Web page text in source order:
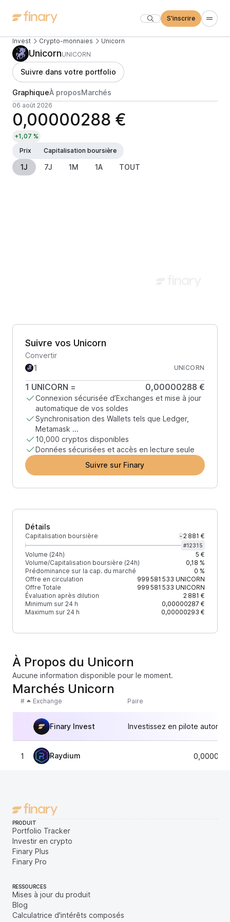
S'inscrire
Invest Crypto-monnaies Unicorn
UnicornUNICORN
Suivre dans votre portfolio
GraphiqueÀ proposMarchés
06 août 2026
0,00000288 €
+1,07 %
Prix
Capitalisation boursière
1J 7J 1M 1A TOUT
Suivre vos Unicorn
Convertir
UNICORN
1 UNICORN = 0,00000288 €
Connexion sécurisée d’Exchanges et mise à jour
automatique de vos soldes
Synchronisation des Wallets tels que Ledger,
Metamask ...
10,000 cryptos disponibles
Données sécurisées et accès en lecture seule
Suivre sur Finary
Détails
Capitalisation boursière - 2 881 €
#12315
Volume (24h)
5 €
Volume/Capitalisation boursière (24h)
0,18 %
Prédominance sur la cap. du marché
0 %
Offre en circulation
999 581 533 UNICORN
Offre Totale
999 581 533 UNICORN
Évaluation après dilution
2 881 €
Minimum sur 24 h
0,00000287 €
Maximum sur 24 h
0,00000293 €
À Propos du Unicorn
Aucune information disponible pour le moment.
Marchés Unicorn
# Exchange Paire
Finary Invest Investissez en pilote
1 Raydium
PRODUIT
Portfolio Tracker
Investir en crypto
Finary Plus
Finary Pro
RESSOURCES
Mises à jour du produit
Blog
Calculatrice d'intérêts composés